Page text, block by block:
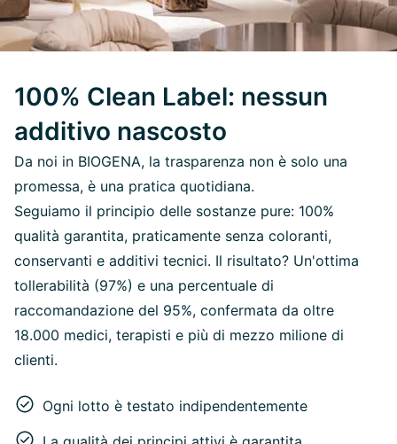
100% Clean Label: nessun
additivo nascosto
Da noi in BIOGENA, la trasparenza non è solo una
promessa, è una pratica quotidiana.
Seguiamo il principio delle sostanze pure: 100%
qualità garantita, praticamente senza coloranti,
conservanti e additivi tecnici. Il risultato? Un'ottima
tollerabilità (97%) e una percentuale di
raccomandazione del 95%, confermata da oltre
18.000 medici, terapisti e più di mezzo milione di
clienti.
Ogni lotto è testato indipendentemente